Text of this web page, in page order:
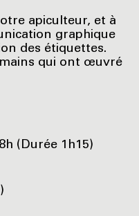
apiculteur, et à
graphique
des étiquettes.
qui ont œuvré
(Durée 1h15)